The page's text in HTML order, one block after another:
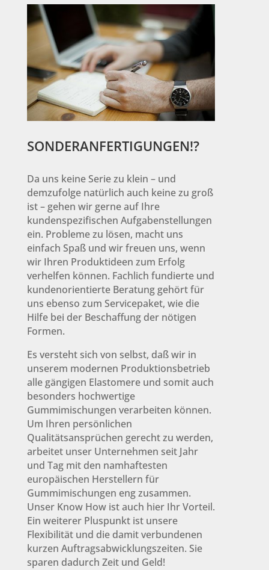
SONDERANFERTIGUNGEN!?
Da uns keine Serie zu klein – und
demzufolge natürlich auch keine zu groß
ist – gehen wir gerne auf Ihre
kundenspezifischen Aufgabenstellungen
ein. Probleme zu lösen, macht uns
einfach Spaß und wir freuen uns, wenn
wir Ihren Produktideen zum Erfolg
verhelfen können. Fachlich fundierte und
kundenorientierte Beratung gehört für
uns ebenso zum Servicepaket, wie die
Hilfe bei der Beschaffung der nötigen
Formen.
Es versteht sich von selbst, daß wir in
unserem modernen Produktionsbetrieb
alle gängigen Elastomere und somit auch
besonders hochwertige
Gummimischungen verarbeiten können.
Um Ihren persönlichen
Qualitätsansprüchen gerecht zu werden,
arbeitet unser Unternehmen seit Jahr
und Tag mit den namhaftesten
europäischen Herstellern für
Gummimischungen eng zusammen.
Unser Know How ist auch hier Ihr Vorteil.
Ein weiterer Pluspunkt ist unsere
Flexibilität und die damit verbundenen
kurzen Auftragsabwicklungszeiten. Sie
sparen dadurch Zeit und Geld!